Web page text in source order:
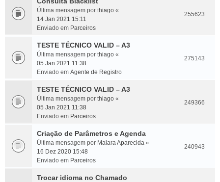
Última mensagem por thiago «
14 Jan 2021 15:11
Enviado em Parceiros
255623
TESTE TÉCNICO VALID – A3
Última mensagem por thiago «
05 Jan 2021 11:38
Enviado em Agente de Registro
275143
TESTE TÉCNICO VALID – A3
Última mensagem por thiago «
05 Jan 2021 11:38
Enviado em Parceiros
249366
Criação de Parâmetros e Agenda
Última mensagem por Maiara Aparecida «
16 Dez 2020 15:48
Enviado em Parceiros
240943
Trocar idioma no Chamado